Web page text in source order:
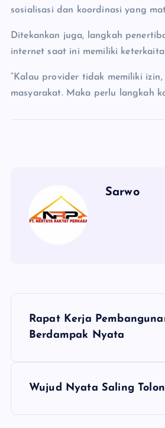
sosialisasi dan koordinasi yang
Ditekankan juga, langkah
internet saat ini memiliki
“Kalau provider tidak memiliki
masyarakat. Maka perlu langkah
Sarwo
Rapat Kerja
Berdampak Nyata
Wujud Nyata Saling